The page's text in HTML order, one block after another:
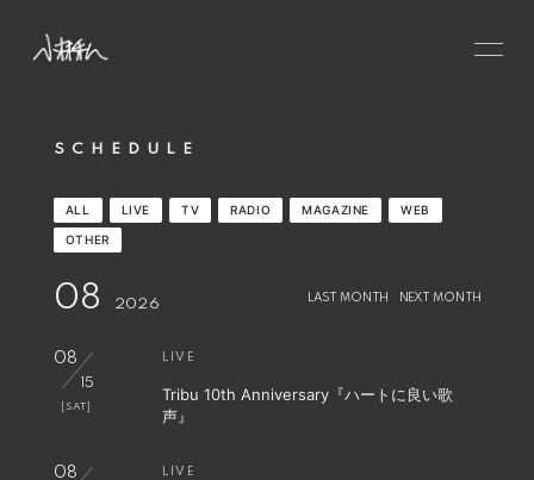
NEWS
SCHEDULE
PROFILE
VIDEO
CONTACT
GOODS
SCHEDULE
ALL LIVE TV RADIO MAGAZINE WEB
OTHER
08 2026 LAST MONTH NEXT MONTH
08
15
[SAT]
LIVE
Tribu 10th Anniversary『ハートに良い歌
声』
08 LIVE